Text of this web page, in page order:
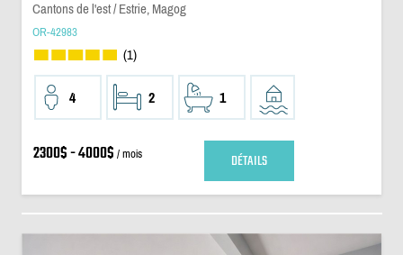
Cantons de l'est / Estrie, Magog
OR-42983
(1)
4 2 1
2300$ - 4000$ / mois DÉTAILS